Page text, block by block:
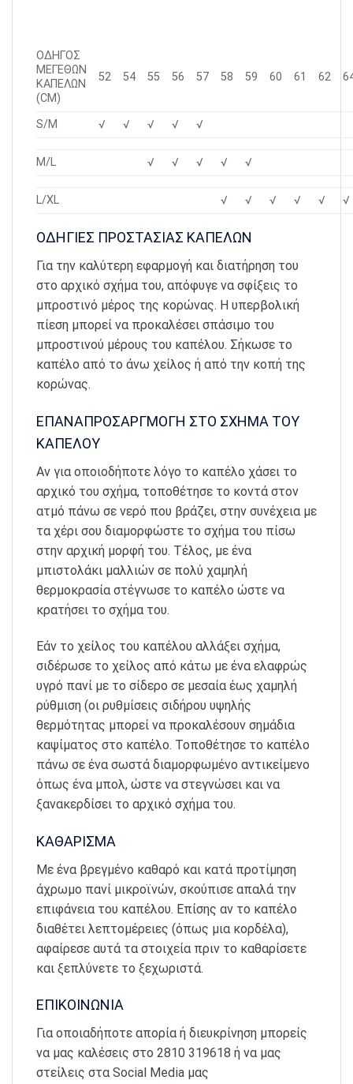
ΟΔΗΓΟΣ
ΜΕΓΕΘΩΝ
ΚΑΠΕΛΩΝ
(CM)
52 54 55 56 57 58 59 60 61 62
S/M √ √ √ √ √
M/L √ √ √ √ √
L/XL √ √ √ √ √ √
ΟΔΗΓΙΕΣ ΠΡΟΣΤΑΣΙΑΣ ΚΑΠΕΛΩΝ
Για την καλύτερη εφαρμογή και διατήρηση του
στο αρχικό σχήμα του, απόφυγε να σφίξεις το
μπροστινό μέρος της κορώνας. Η υπερβολική
πίεση μπορεί να προκαλέσει σπάσιμο του
μπροστινού μέρους του καπέλου. Σήκωσε το
καπέλο από το άνω χείλος ή από την κοπή της
κορώνας.
ΕΠΑΝΑΠΡΟΣΑΡΓΜΟΓΗ ΣΤΟ ΣΧΗΜΑ ΤΟΥ
ΚΑΠΕΛΟΥ
Αν για οποιοδήποτε λόγο το καπέλο χάσει το
αρχικό του σχήμα, τοποθέτησε το κοντά στον
ατμό πάνω σε νερό που βράζει, στην συνέχεια με
τα χέρι σου διαμορφώστε το σχήμα του πίσω
στην αρχική μορφή του. Τέλος, με ένα
μπιστολάκι μαλλιών σε πολύ χαμηλή
θερμοκρασία στέγνωσε το καπέλο ώστε να
κρατήσει το σχήμα του.
Εάν το χείλος του καπέλου αλλάξει σχήμα,
σιδέρωσε το χείλος από κάτω με ένα ελαφρώς
υγρό πανί με το σίδερο σε μεσαία έως χαμηλή
ρύθμιση (οι ρυθμίσεις σιδήρου υψηλής
θερμότητας μπορεί να προκαλέσουν σημάδια
καψίματος στο καπέλο. Τοποθέτησε το καπέλο
πάνω σε ένα σωστά διαμορφωμένο αντικείμενο
όπως ένα μπολ, ώστε να στεγνώσει και να
ξανακερδίσει το αρχικό σχήμα του.
ΚΑΘΑΡΙΣΜΑ
Με ένα βρεγμένο καθαρό και κατά προτίμηση
άχρωμο πανί μικροϊνών, σκούπισε απαλά την
επιφάνεια του καπέλου. Επίσης αν το καπέλο
διαθέτει λεπτομέρειες (όπως μια κορδέλα),
αφαίρεσε αυτά τα στοιχεία πριν το καθαρίσετε
και ξεπλύνετε το ξεχωριστά.
ΕΠΙΚΟΙΝΩΝΙΑ
Για οποιαδήποτε απορία ή διευκρίνηση μπορείς
να μας καλέσεις στο 2810 319618 ή να μας
στείλεις στα Social Media μας